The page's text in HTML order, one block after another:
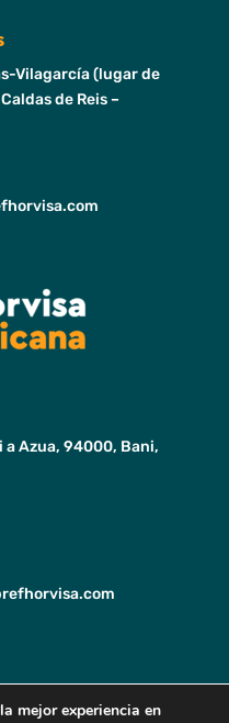
Vilagarcía (lugar de
de Reis –
a Azua, 94000, Bani,
mejor experiencia en